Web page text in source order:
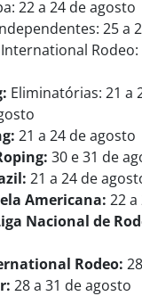
22 a 24 de agosto
25 a
Rodeo:
Eliminatórias: 21 a
21 a 24 de agosto
30 e 31 de
21 a 24 de
Americana: 22
Nacional de
Rodeo:
28 a 31 de agosto